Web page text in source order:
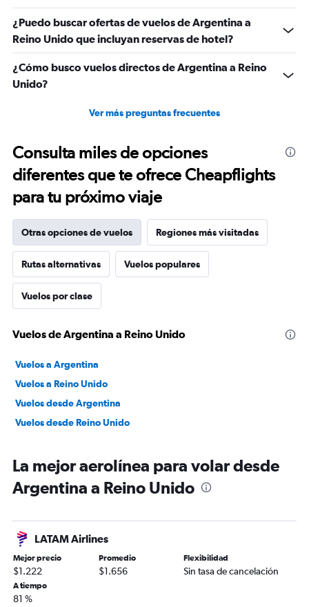
¿Puedo buscar ofertas de vuelos de Argentina a
Reino Unido que incluyan reservas de hotel?
¿Cómo busco vuelos directos de Argentina a Reino
Unido?
Ver más preguntas frecuentes
Consulta miles de opciones
diferentes que te ofrece Cheapflights
para tu próximo viaje
Otras opciones de vuelos Regiones más visitadas
Rutas alternativas Vuelos populares
Vuelos por clase
Vuelos de Argentina a Reino Unido
Vuelos a Argentina
Vuelos a Reino Unido
Vuelos desde Argentina
Vuelos desde Reino Unido
La mejor aerolínea para volar desde
Argentina a Reino Unido
LATAM Airlines
Mejor precio
$1.222
Promedio
$1.656
Flexibilidad
Sin tasa de cancelación
A tiempo
81 %